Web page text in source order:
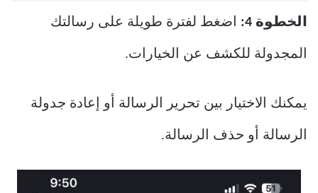
الخطوة 4: اضغط لفترة طويلة على رسالتك
المجدولة للكشف عن الخيارات.
يمكنك الاختيار بين تحرير الرسالة أو إعادة جدولة
الرسالة أو حذف الرسالة.